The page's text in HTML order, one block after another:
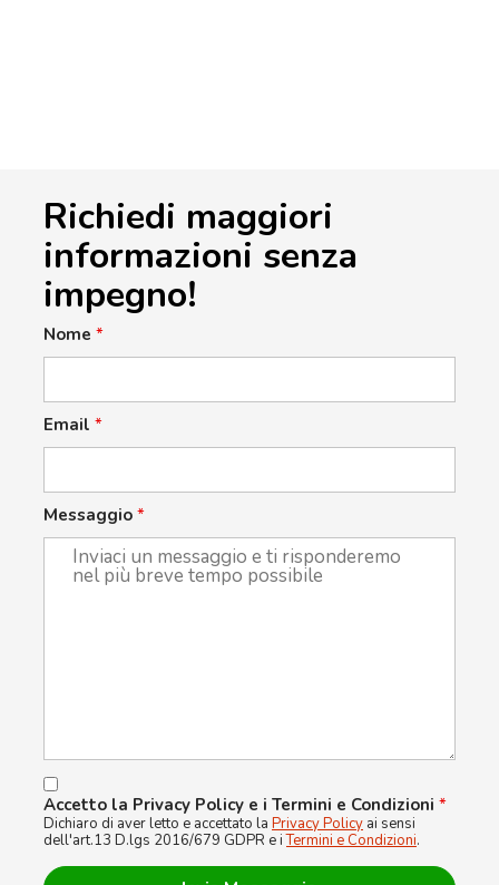
Richiedi maggiori
informazioni senza
impegno!
Nome *
Email *
Messaggio *
Accetto la Privacy Policy e i Termini e Condizioni *
Dichiaro di aver letto e accettato la Privacy Policy ai sensi
dell'art.13 D.lgs 2016/679 GDPR e iTermini e Condizioni.